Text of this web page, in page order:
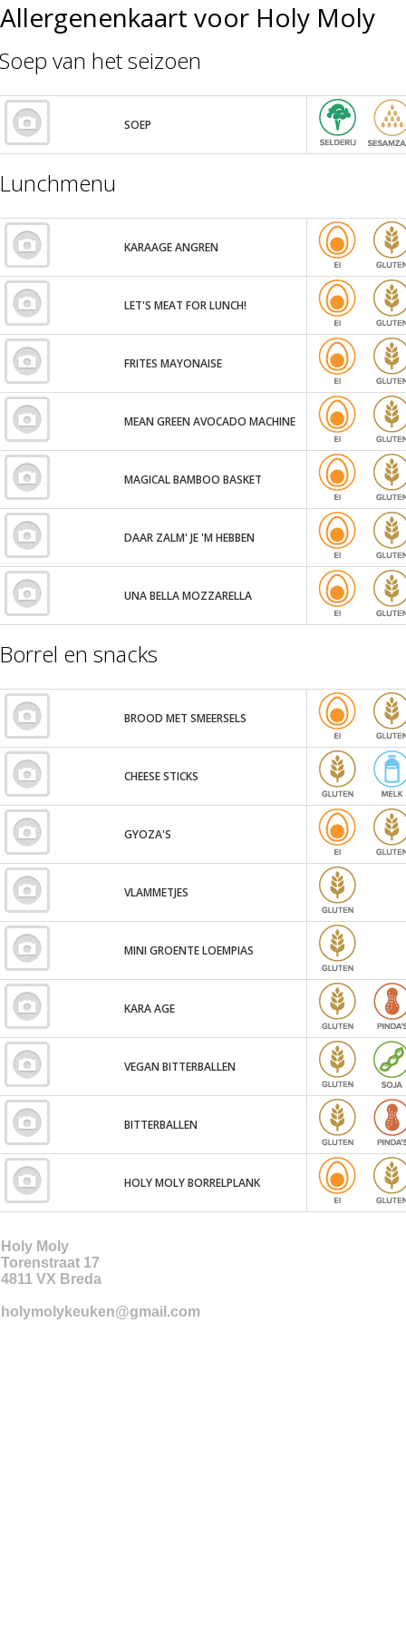
Allergenenkaart voor Holy Moly
Soep van het seizoen
SOEP
Lunchmenu
KARAAGE ANGREN
LET'S MEAT FOR LUNCH!
FRITES MAYONAISE
MEAN GREEN AVOCADO MACHINE
MAGICAL BAMBOO BASKET
DAAR ZALM' JE 'M HEBBEN
UNA BELLA MOZZARELLA
Borrel en snacks
BROOD MET SMEERSELS
CHEESE STICKS
GYOZA'S
VLAMMETJES
MINI GROENTE LOEMPIAS
KARA AGE
VEGAN BITTERBALLEN
BITTERBALLEN
HOLY MOLY BORRELPLANK
Holy Moly
Torenstraat 17
4811 VX Breda
holymolykeuken@gmail.com